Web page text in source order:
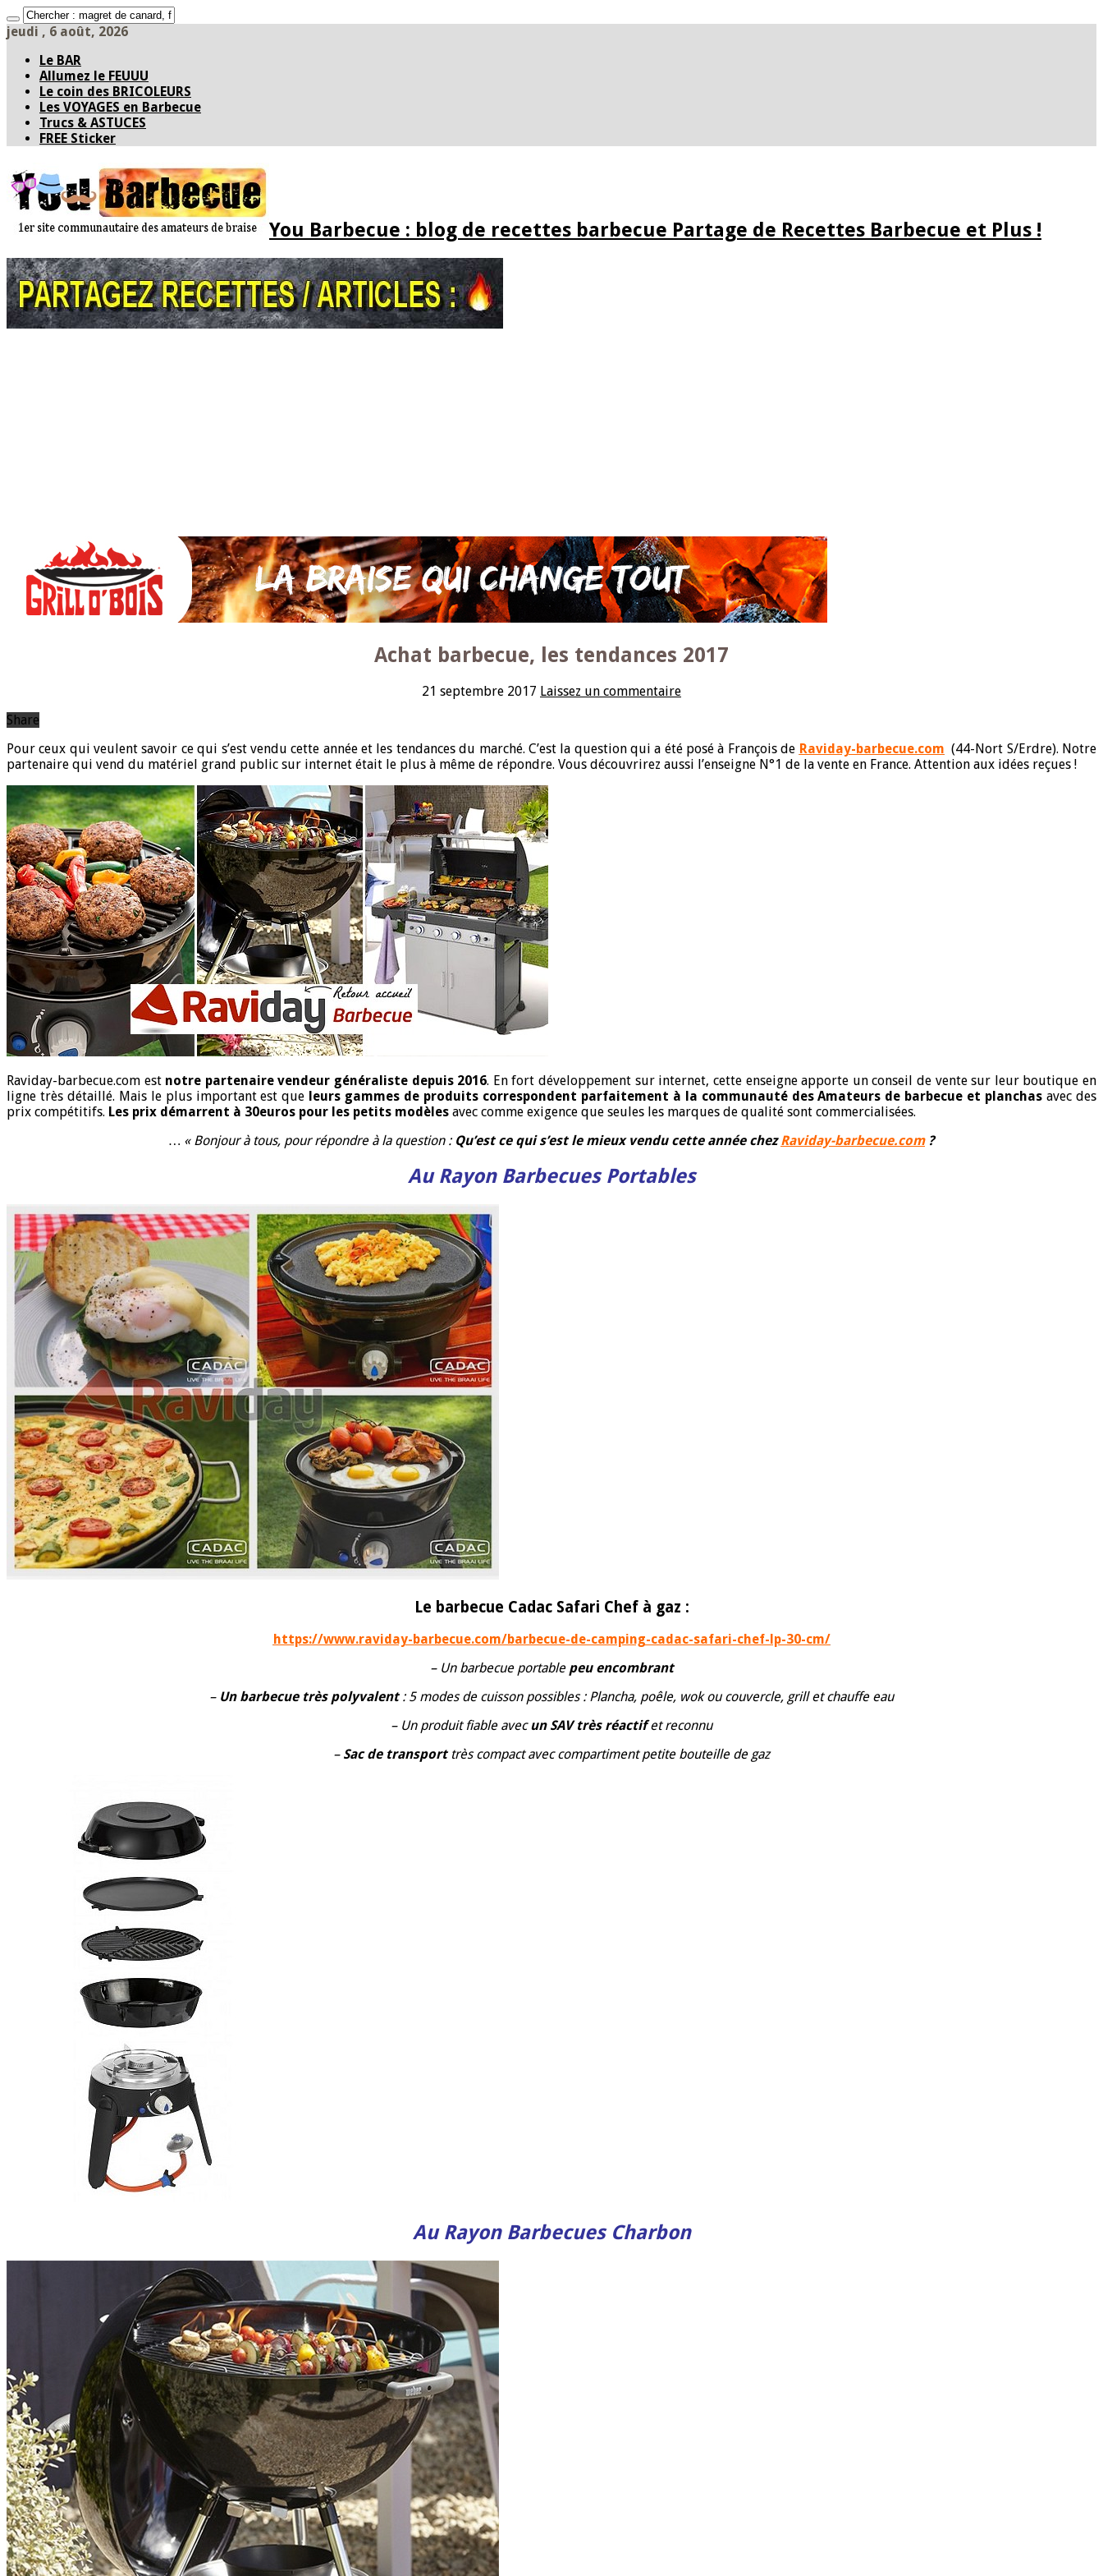
jeudi , 6 août, 2026
Le BAR
Allumez le FEUUU
Le coin des BRICOLEURS
Les VOYAGES en Barbecue
Trucs & ASTUCES
FREE Sticker
You Barbecue : blog de recettes barbecue Partage de Recettes Barbecue et Plus !
Achat barbecue, les tendances 2017
21 septembre 2017 Laissez un commentaire
Share
Pour ceux qui veulent savoir ce qui s’est vendu cette année et les tendances du marché. C’est la question qui a été posé à François de Raviday-barbecue.com (44-Nort S/Erdre). Notre
partenaire qui vend du matériel grand public sur internet était le plus à même de répondre. Vous découvrirez aussi l’enseigne N°1 de la vente en France. Attention aux idées reçues !
Raviday-barbecue.com est notre partenaire vendeur généraliste depuis 2016. En fort développement sur internet, cette enseigne apporte un conseil de vente sur leur boutique en
ligne très détaillé. Mais le plus important est que leurs gammes de produits correspondent parfaitement à la communauté des Amateurs de barbecue et planchas avec des
prix compétitifs. Les prix démarrent à 30euros pour les petits modèles avec comme exigence que seules les marques de qualité sont commercialisées.
… « Bonjour à tous, pour répondre à la question :Qu’est ce qui s’est le mieux vendu cette année chezRaviday-barbecue.com?
Au Rayon Barbecues Portables
Le barbecue Cadac Safari Chef à gaz :
https://www.raviday-barbecue.com/barbecue-de-camping-cadac-safari-chef-lp-30-cm/
– Un barbecue portable peu encombrant
– Un barbecue très polyvalent : 5 modes de cuisson possibles : Plancha, poêle, wok ou couvercle, grill et chauffe eau
– Un produit fiable avecun SAV très réactifet reconnu
– Sac de transporttrès compact avec compartiment petite bouteille de gaz
Au Rayon Barbecues Charbon